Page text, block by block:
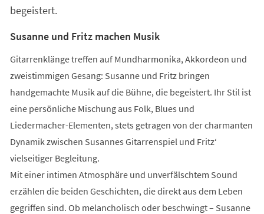
begeistert.
Susanne und Fritz machen Musik
Gitarrenklänge treffen auf Mundharmonika, Akkordeon und
zweistimmigen Gesang: Susanne und Fritz bringen
handgemachte Musik auf die Bühne, die begeistert. Ihr Stil ist
eine persönliche Mischung aus Folk, Blues und
Liedermacher-Elementen, stets getragen von der charmanten
Dynamik zwischen Susannes Gitarrenspiel und Fritz‘
vielseitiger Begleitung.
Mit einer intimen Atmosphäre und unverfälschtem Sound
erzählen die beiden Geschichten, die direkt aus dem Leben
gegriffen sind. Ob melancholisch oder beschwingt – Susanne